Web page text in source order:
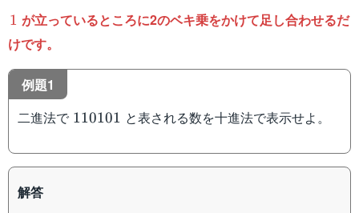
1
1 が立っているところに2のベキ乗をかけて足し合わせるだ
けです。
例題1
二進法で 110101
110101 と表される数を十進法で表示せよ。
解答